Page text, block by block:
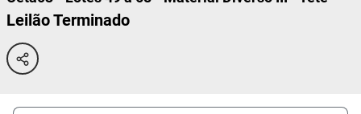
Leilão Terminado